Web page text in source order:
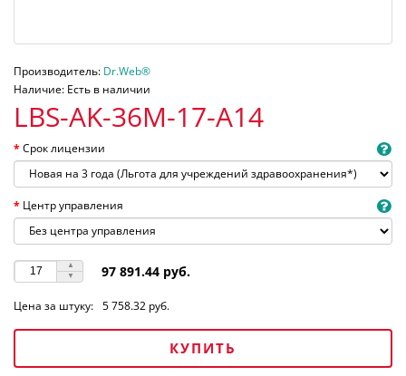
Производитель: Dr.Web®
Наличие: Есть в наличии
LBS-AK-36M-17-A14
Срок лицензии
Центр управления
97 891.44 руб.
Цена за штуку: 5 758.32 руб.
КУПИТЬ